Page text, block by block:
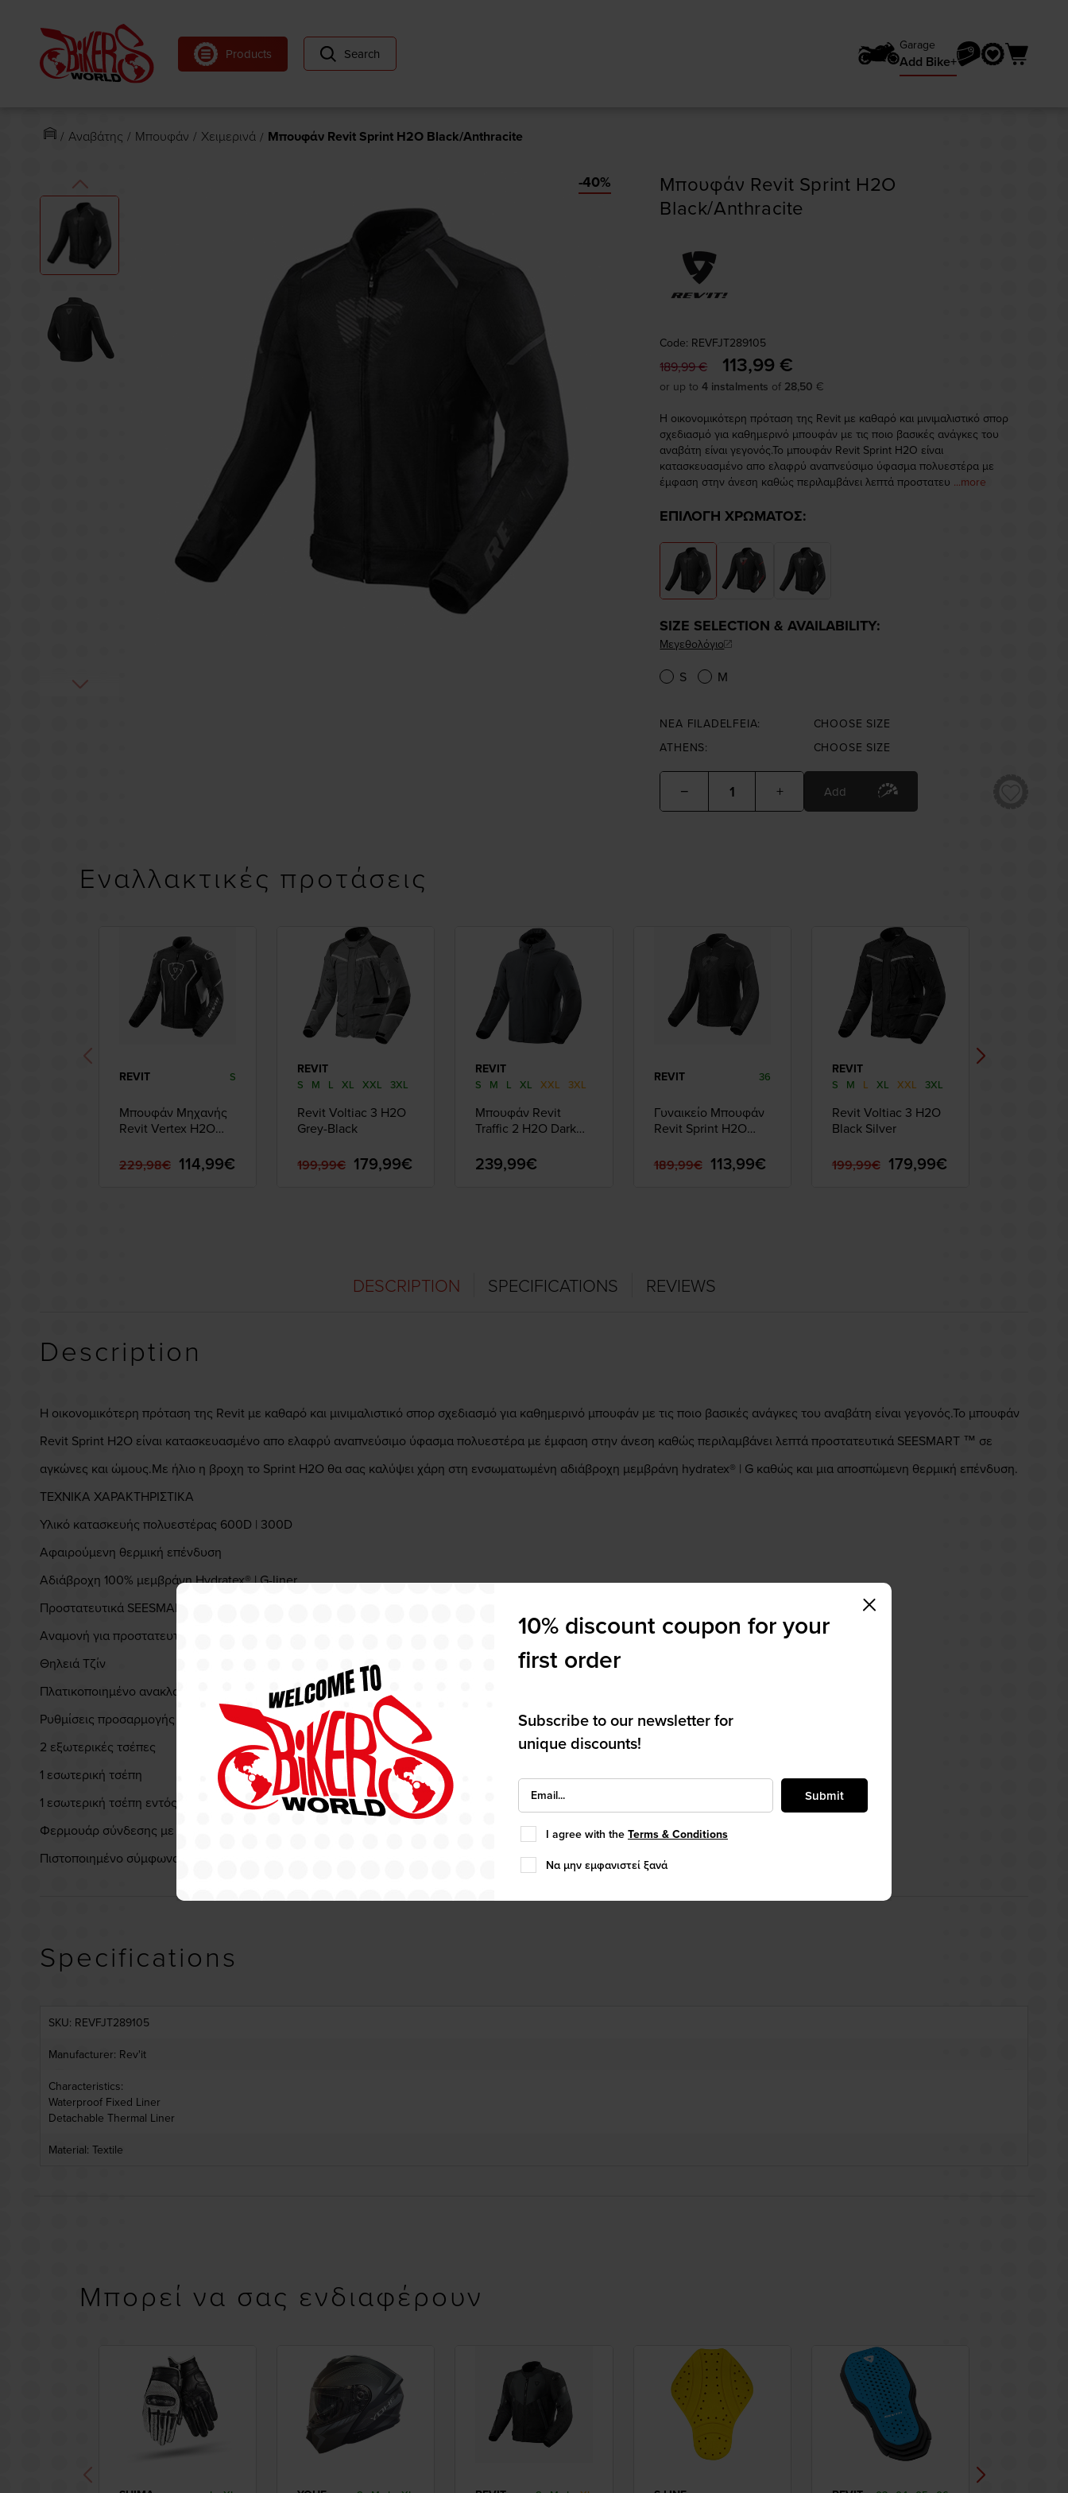
Products Search
Garage
Add Bike+
Αναβάτης Μπουφάν Χειμερινά Μπουφάν Revit Sprint H2O Black/Anthracite
-40%
Μπουφάν Revit Sprint H2O
Black/Anthracite
Code: REVFJT289105
189,99 € 113,99 €
or up to4 instalments of 28,50 €
Η οικονομικότερη πρόταση της Revit με καθαρό και μινιμαλιστικό σπορ
σχεδιασμό για καθημερινό μπουφάν με τις ποιο βασικές ανάγκες του
αναβάτη είναι γεγονός.Το μπουφάν Revit Sprint H2O είναι
κατασκευασμένο απο ελαφρύ αναπνεύσιμο ύφασμα πολυεστέρα με
έμφαση στην άνεση καθώς περιλαμβάνει λεπτά προστατευ ...more
ΕΠΙΛΟΓΗ ΧΡΩΜΑΤΟΣ:
SIZE SELECTION & AVAILABILITY:
Μεγεθολόγιο
S M
NEA FILADELFEIA:
CHOOSE SIZE
ATHENS:
CHOOSE SIZE
− + Add
Εναλλακτικές προτάσεις
REVIT S
Μπουφάν Μηχανής
Revit Vertex H2O
229,98€ 114,99€
REVIT
S M L XL XXL 3XL
Revit Voltiac 3 H2O
Grey-Black
199,99€ 179,99€
REVIT
S M L XL XXL 3XL
Μπουφάν Revit
Traffic 2 H2O Dark
239,99€
REVIT 36
Γυναικείο Μπουφάν
Revit Sprint H2O
189,99€ 113,99€
REVIT
S M L XL XXL 3XL
Revit Voltiac 3 H2O
Black Silver
199,99€ 179,99€
DESCRIPTION SPECIFICATIONS REVIEWS
Description
Η οικονομικότερη πρόταση της Revit με καθαρό και μινιμαλιστικό σπορ σχεδιασμό για καθημερινό μπουφάν με τις ποιο βασικές ανάγκες του αναβάτη είναι γεγονός.Το μπουφάν
Revit Sprint H2O είναι κατασκευασμένο απο ελαφρύ αναπνεύσιμο ύφασμα πολυεστέρα με έμφαση στην άνεση καθώς περιλαμβάνει λεπτά προστατευτικά SEESMART ™ σε
αγκώνες και ώμους.Με ήλιο η βροχη το Sprint H2O θα σας καλύψει χάρη στη ενσωματωμένη αδιάβροχη μεμβράνη hydratex® | G καθώς και μια αποσπώμενη θερμική επένδυση.
ΤΕΧΝΙΚΑ ΧΑΡΑΚΤΗΡΙΣΤΙΚΑ
Υλικό κατασκευής πολυεστέρας 600D | 300D
Αφαιρούμενη θερμική επένδυση
Αδιάβροχη 100% μεμβράνη Hydratex® | G-liner
Προστατευτικά SEESMART™ CE-level 1 σε αγκώνες-ώμους
Αναμονή για προστατευτικό πλάτης SEESOFT™ CE-level 2
Θηλειά Τζίν
Πλατικοποιημένο ανακλαστικά στην πλάτη και τα χέρια
Ρυθμίσεις προσαρμογής σε μέση-μανσέτα
2 εξωτερικές τσέπες
1 εσωτερική τσέπη
1 εσωτερική τσέπη εντός θερμικής επένδυσης
Φερμουάρ σύνδεσης με παντελόνι
Πιστοποιημένο σύμφωνα με το πρότυπο EN 17092, που δημοσιεύθηκε το 2020 και έχει επιτύχει βαθμολογία Α
Specifications
SKU: REVFJT289105
Manufacturer: Rev'it
Characteristics:
Waterproof Fixed Liner
Detachable Thermal Liner
Material: Textile
Μπορεί να σας ενδιαφέρουν
10% discount coupon for your
first order
Subscribe to our newsletter for
unique discounts!
Submit
I agree with the Terms & Conditions
Να μην εμφανιστεί ξανά